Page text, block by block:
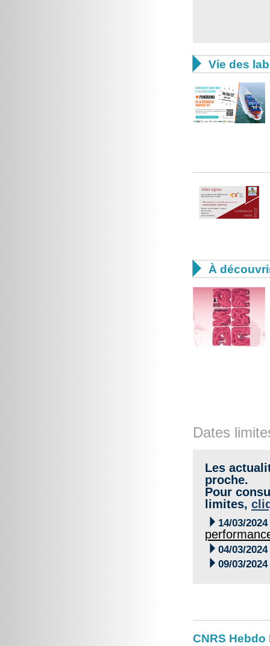
 Vie des
 À
Dates
Les
proche.
Pour
limites,
 14/03/2024
 04/03/2024
 09/03/2024
CNRS